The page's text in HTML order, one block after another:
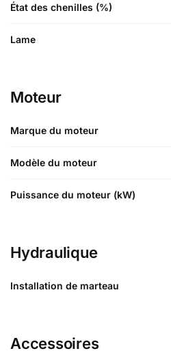
État des chenilles (%)
Lame
Moteur
Marque du moteur
Modèle du moteur
Puissance du moteur (kW)
Hydraulique
Installation de marteau
Accessoires